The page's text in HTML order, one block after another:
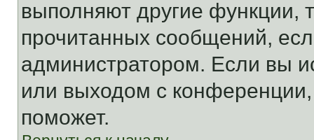
выполняют другие функции,
прочитанных сообщений,
администратором. Если вы
или выходом с
поможет.